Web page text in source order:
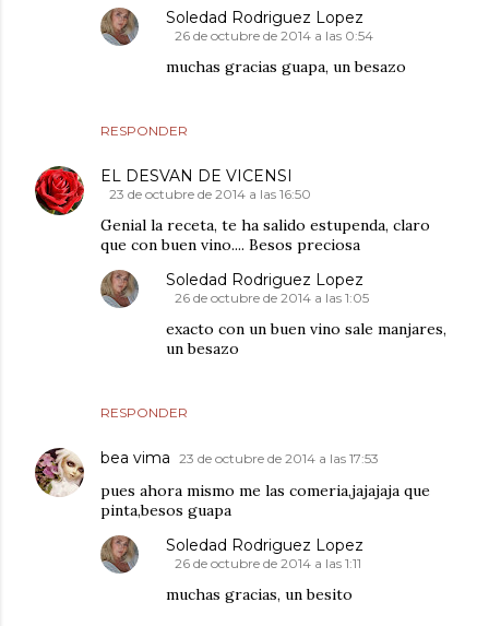
RESPONDER
Soledad Rodriguez Lopez
26 de octubre de 2014 a las 0:54
muchas gracias guapa, un besazo
EL DESVAN DE VICENSI
23 de octubre de 2014 a las 16:50
Genial la receta, te ha salido estupenda, claro
que con buen vino.... Besos preciosa
RESPONDER
Soledad Rodriguez Lopez
26 de octubre de 2014 a las 1:05
exacto con un buen vino sale manjares,
un besazo
bea vima 23 de octubre de 2014 a las 17:53
pues ahora mismo me las comeria,jajajaja que
pinta,besos guapa
Soledad Rodriguez Lopez
26 de octubre de 2014 a las 1:11
muchas gracias, un besito